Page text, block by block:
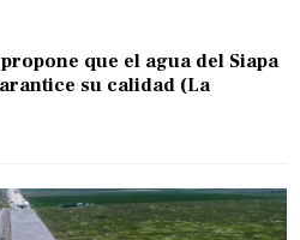
que el agua del Siapa
su calidad (La